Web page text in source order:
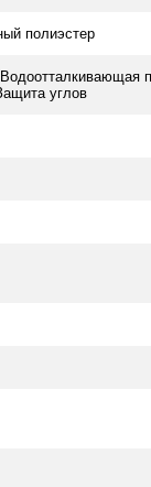
полиэстер
углов